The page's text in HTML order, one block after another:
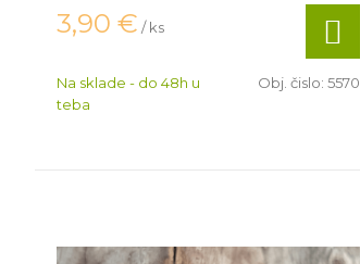
3,90 € / ks
Na sklade - do 48h u
teba
Obj. čislo: 5570